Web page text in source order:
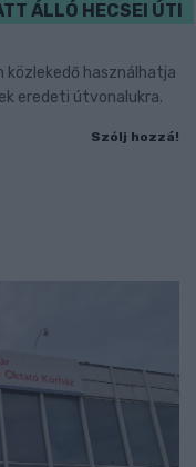
ÁLLÓ HECSEI ÚTI
közlekedő használhatja
eredeti útvonalukra.
Szólj hozzá!